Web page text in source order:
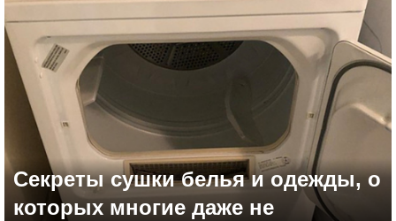
Секреты сушки белья и одежды, о
которых многие даже не